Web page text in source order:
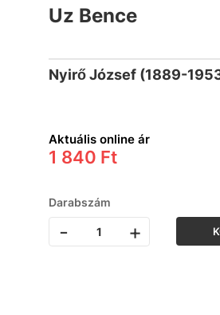
Uz Bence
Nyirő József (1889-
Aktuális online ár
1 840 Ft
Darabszám
- +